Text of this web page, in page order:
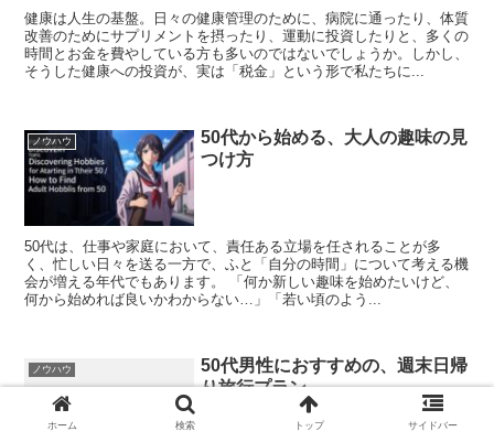
健康は人生の基盤。日々の健康管理のために、病院に通ったり、体質
改善のためにサプリメントを摂ったり、運動に投資したりと、多くの
時間とお金を費やしている方も多いのではないでしょうか。しかし、
そうした健康への投資が、実は「税金」という形で私たちに...
ノウハウ
50代から始める、大人の趣味の見
つけ方
50代は、仕事や家庭において、責任ある立場を任されることが多
く、忙しい日々を送る一方で、ふと「自分の時間」について考える機
会が増える年代でもあります。 「何か新しい趣味を始めたいけど、
何から始めれば良いかわからない…」「若い頃のよう...
ノウハウ
50代男性におすすめの、週末日帰
り旅行プラン
ホーム 検索 トップ サイドバー